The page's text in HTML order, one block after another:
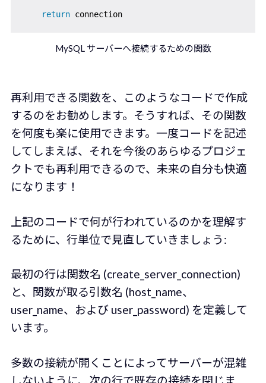
return connection
MySQL サーバーへ接続するための関数
再利用できる関数を、このようなコードで作成
するのをお勧めします。そうすれば、その関数
を何度も楽に使用できます。一度コードを記述
してしまえば、それを今後のあらゆるプロジェ
クトでも再利用できるので、未来の自分も快適
になります！
上記のコードで何が行われているのかを理解す
るために、行単位で見直していきましょう:
最初の行は関数名 (create_server_connection)
と、関数が取る引数名 (host_name、
user_name、および user_password) を定義して
います。
多数の接続が開くことによってサーバーが混雑
しないように、次の行で既存の接続を閉じま